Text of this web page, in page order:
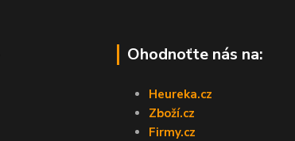
Ohodnoťte nás na:
Heureka.cz
Zboží.cz
Firmy.cz